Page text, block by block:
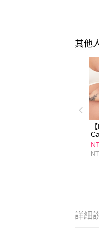
其他
詳細